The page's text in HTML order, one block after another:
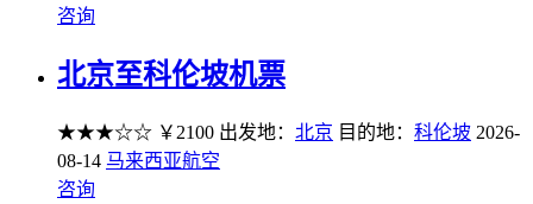
咨询
北京至科伦坡机票
★★★☆☆ ￥2100 出发地： 北京 目的地： 科伦坡 2026-
08-14 马来西亚航空
咨询